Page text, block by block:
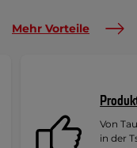
Mehr Vorteile
Von
in der